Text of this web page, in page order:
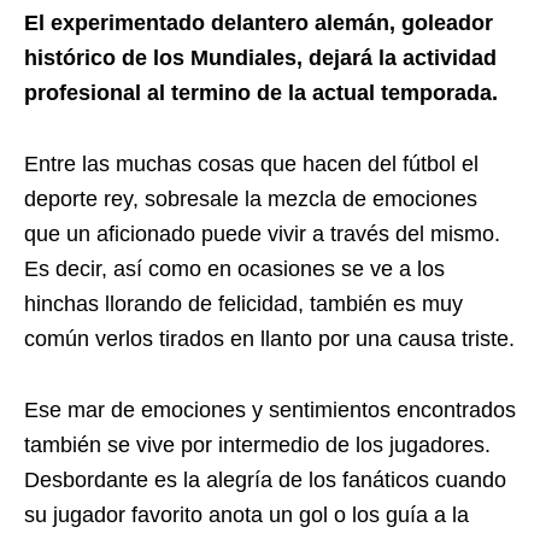
El experimentado delantero alemán, goleador
histórico de los Mundiales, dejará la actividad
profesional al termino de la actual temporada.
Entre las muchas cosas que hacen del fútbol el
deporte rey, sobresale la mezcla de emociones
que un aficionado puede vivir a través del mismo.
Es decir, así como en ocasiones se ve a los
hinchas llorando de felicidad, también es muy
común verlos tirados en llanto por una causa triste.
Ese mar de emociones y sentimientos encontrados
también se vive por intermedio de los jugadores.
Desbordante es la alegría de los fanáticos cuando
su jugador favorito anota un gol o los guía a la